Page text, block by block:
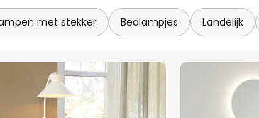
met stekker Bedlampjes Landelijk